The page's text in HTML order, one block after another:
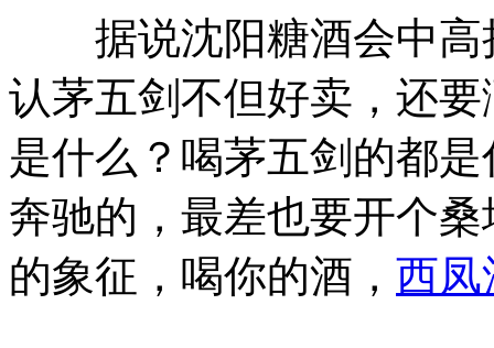
据说沈阳糖酒会中高
认茅五剑不但好卖，还
是什么？喝茅五剑的都
奔驰的，最差也要开个
的象征，喝你的酒， 西凤